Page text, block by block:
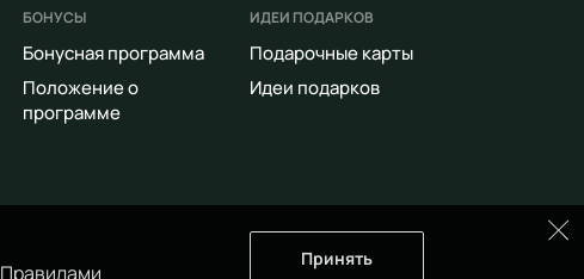
Правилами
Принять
БОНУСЫ
Бонусная программа
Положение о
программе
ИДЕИ ПОДАРКОВ
Подарочные карты
Идеи подарков